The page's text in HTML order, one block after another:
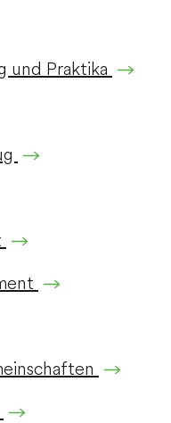
und Praktika